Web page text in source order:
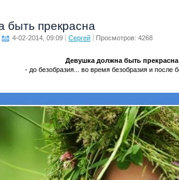
быть прекрасна
4-02-2014, 09:09 Сергей Просмотров: 4268
Девушка должна быть прекрасна
- до безобразия... во время безобразия и после